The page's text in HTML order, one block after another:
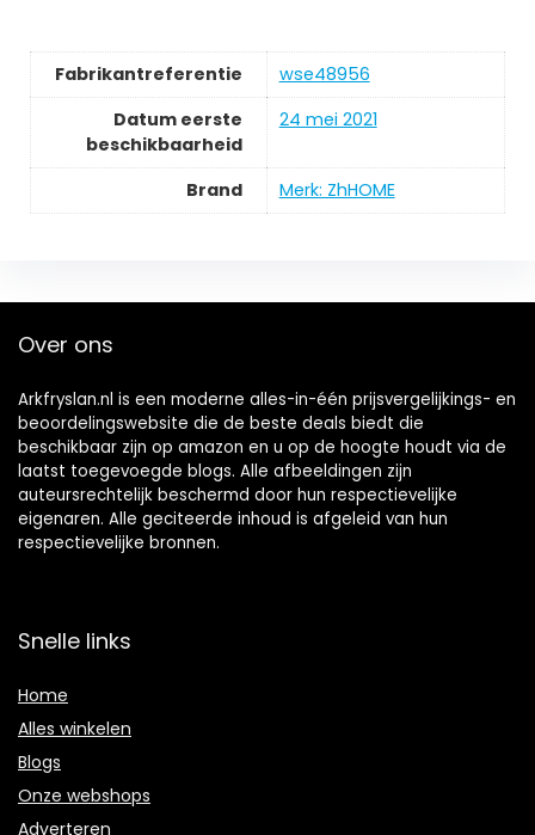
Fabrikantreferentie
wse48956
Datum eerste
beschikbaarheid
24 mei 2021
Brand Merk: ZhHOME
Over ons
Arkfryslan.nl is een moderne alles-in-één prijsvergelijkings- en
beoordelingswebsite die de beste deals biedt die
beschikbaar zijn op amazon en u op de hoogte houdt via de
laatst toegevoegde blogs. Alle afbeeldingen zijn
auteursrechtelijk beschermd door hun respectievelijke
eigenaren. Alle geciteerde inhoud is afgeleid van hun
respectievelijke bronnen.
Snelle links
Home
Alles winkelen
Blogs
Onze webshops
Adverteren